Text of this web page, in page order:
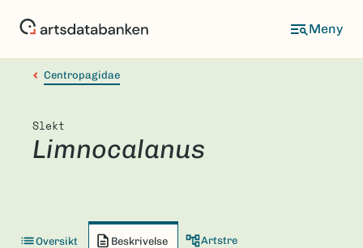
Centropagidae
Slekt
Limnocalanus
Oversikt Beskrivelse Artstre